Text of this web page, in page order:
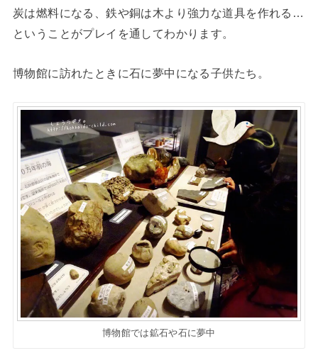
炭は燃料になる、鉄や銅は木より強力な道具を作れる…
ということがプレイを通してわかります。
博物館に訪れたときに石に夢中になる子供たち。
博物館では鉱石や石に夢中